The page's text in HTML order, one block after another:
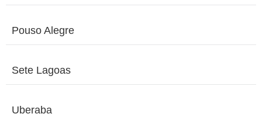
Pouso Alegre
Sete Lagoas
Uberaba